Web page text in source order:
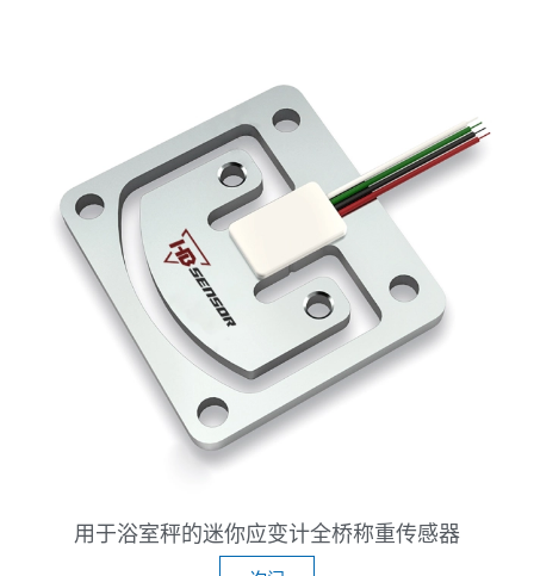
用于浴室秤的迷你应变计全桥称重传感器